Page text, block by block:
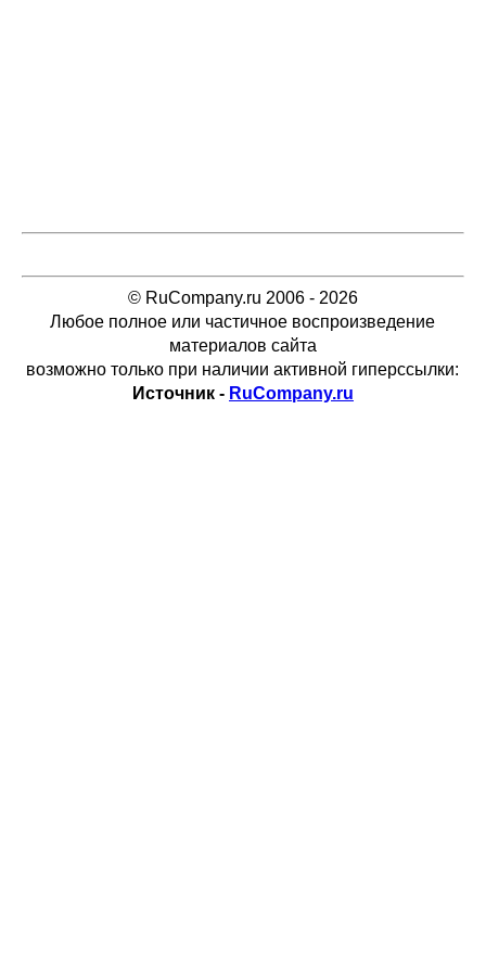
© RuCompany.ru 2006 - 2026
Любое полное или частичное воспроизведение
материалов сайта
возможно только при наличии активной гиперссылки:
Источник - RuCompany.ru